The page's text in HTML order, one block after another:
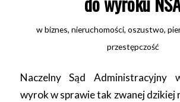
wbiznes, nieruchomości, oszustwo,
przestępczość
Naczelny Sąd Administracyjny
wyrok w sprawie tak zwanej dzikiej